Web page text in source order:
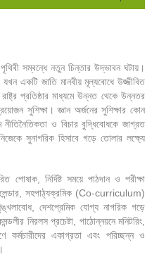
সম্বন্ধে নতুন চিন্তার উদ্ভাবন ঘটায়।
একটি জাতি মানবীয় মূল্যবোধে উজ্জীবিত
প্রতিষ্ঠার মাধ্যমে উন্নত থেকে উন্নতর
সুশিক্ষা। জ্ঞান অর্জনের সুশিক্ষার কোন
ও বিচার বুদ্ধিবোধকে জাগ্রত
সুনাগরিক হিসাবে গড়ে তোলার লক্ষ্যে
পোষাক, নির্দিষ্ট সময়ে পাঠদান ও পরীক্ষা
সহপাঠ্যক্রমিক (Co-curriculum)
দেশপ্রেমিক যোগ্য নাগরিক গড়ে
নিরলস প্রচেষ্টা, পাঠোন্নয়নে মনিটরিং,
কর্মচারীদের একাগ্রতা এবং পরিচ্ছন্ন ও